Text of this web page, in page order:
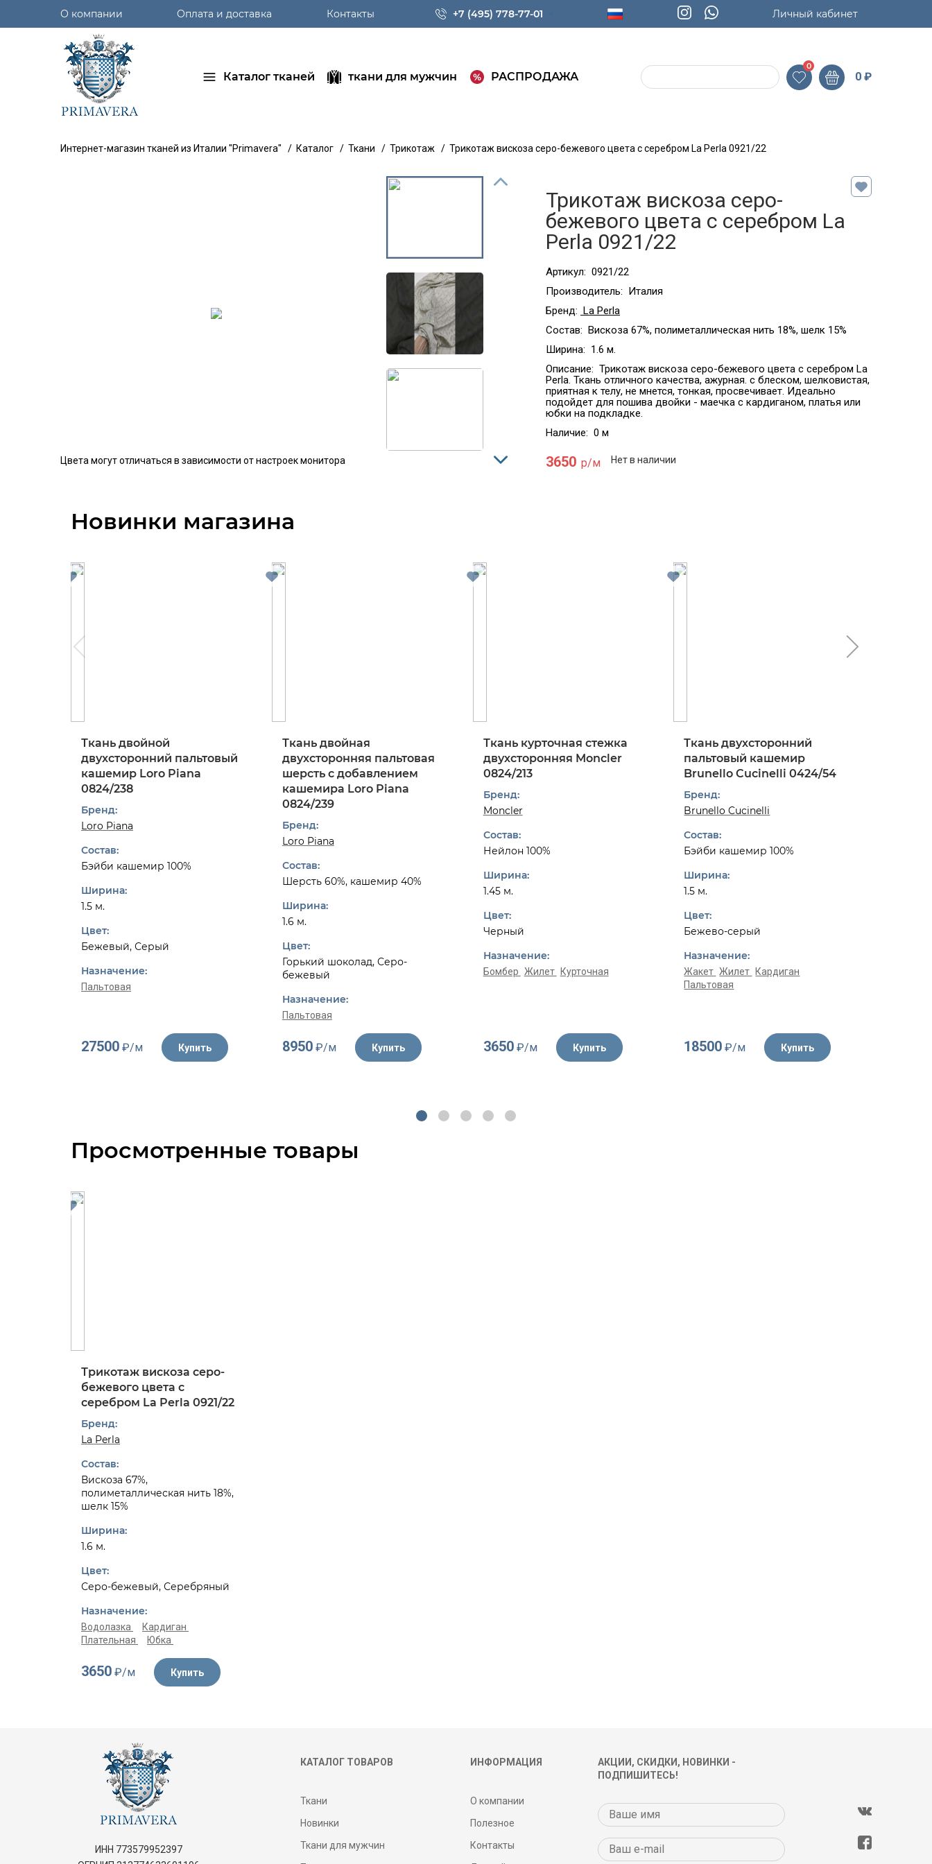
О компании Оплата и доставка Контакты +7 (495) 778-77-01 Личный кабинет
Каталог тканей ткани для мужчин РАСПРОДАЖА
0
0 ₽
Интернет-магазин тканей из Италии "Primavera" / Каталог / Ткани / Трикотаж / Трикотаж вискоза серо-бежевого цвета с серебром La Perla 0921/22
Цвета могут отличаться в зависимости от настроек монитора
Трикотаж вискоза серо-
бежевого цвета с серебром La
Perla 0921/22
Артикул: 0921/22
Производитель: Италия
Бренд: La Perla
Состав: Вискоза 67%, полиметаллическая нить 18%, шелк 15%
Ширина: 1.6 м.
Описание: Трикотаж вискоза серо-бежевого цвета с серебром La
Perla. Ткань отличного качества, ажурная. с блеском, шелковистая,
приятная к телу, не мнется, тонкая, просвечивает. Идеально
подойдет для пошива двойки - маечка с кардиганом, платья или
юбки на подкладке.
Наличие: 0 м
3650 р/м Нет в наличии
Новинки магазина
Ткань двойной
двухсторонний пальтовый
кашемир Loro Piana
0824/238
Бренд:
Loro Piana
Состав:
Бэйби кашемир 100%
Ширина:
1.5 м.
Цвет:
Бежевый, Серый
Назначение:
Пальтовая
27500 ₽/м Купить
Ткань двойная
двухсторонняя пальтовая
шерсть с добавлением
кашемира Loro Piana
0824/239
Бренд:
Loro Piana
Состав:
Шерсть 60%, кашемир 40%
Ширина:
1.6 м.
Цвет:
Горький шоколад, Серо-
бежевый
Назначение:
Пальтовая
8950₽/м Купить
Ткань курточная стежка
двухсторонняя Moncler
0824/213
Бренд:
Moncler
Состав:
Нейлон 100%
Ширина:
1.45 м.
Цвет:
Черный
Назначение:
Бомбер Жилет Курточная
3650₽/м Купить
Ткань двухсторонний
пальтовый кашемир
Brunello Cucinelli 0424/54
Бренд:
Brunello Cucinelli
Состав:
Бэйби кашемир 100%
Ширина:
1.5 м.
Цвет:
Бежево-серый
Назначение:
Жакет Жилет
Кардиган
Пальтовая
18500 ₽/м Купить
Просмотренные товары
Трикотаж вискоза серо-
бежевого цвета с
серебром La Perla 0921/22
Бренд:
La Perla
Состав:
Вискоза 67%,
полиметаллическая нить 18%,
шелк 15%
Ширина:
1.6 м.
Цвет:
Серо-бежевый, Серебряный
Назначение:
Водолазка
Кардиган
Плательная
Юбка
3650 ₽/м Купить
ИНН 773579952397
КАТАЛОГ ТОВАРОВ
Ткани
Новинки
Ткани для мужчин
ИНФОРМАЦИЯ
О компании
Полезное
Контакты
АКЦИИ, СКИДКИ, НОВИНКИ -
ПОДПИШИТЕСЬ!